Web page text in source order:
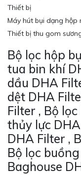
Thiết bị
Máy hút bụi dạng hộp
Thiết bị thu gom
Bộ lọc hộp
tua bin khí
dầu DHA
dệt DHA
Filter , Bộ
thủy lực
DHA Filter ,
Bộ lọc
Baghouse